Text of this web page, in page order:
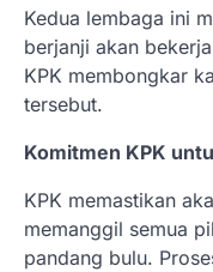
Kedua lembaga ini
berjanji akan
KPK membongkar
tersebut.
Komitmen KPK
KPK memastikan
memanggil semua
pandang bulu.